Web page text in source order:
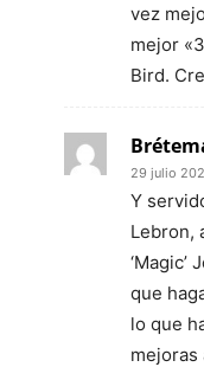
vez
mejor
Bird.
29 julio
Y
Lebron,
‘Magic’
que
lo que
mejoras